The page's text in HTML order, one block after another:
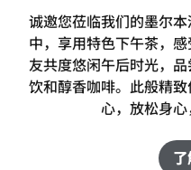
诚邀您莅临我们的墨尔
中，享用特色下午茶，
友共度悠闲午后时光，
饮和醇香咖啡。此般精
心，放松身心